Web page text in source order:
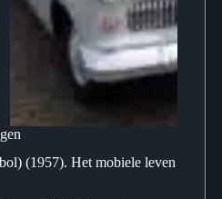
(1957). Het mobiele leven